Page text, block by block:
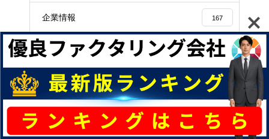
企業情報 167
アーカイブ